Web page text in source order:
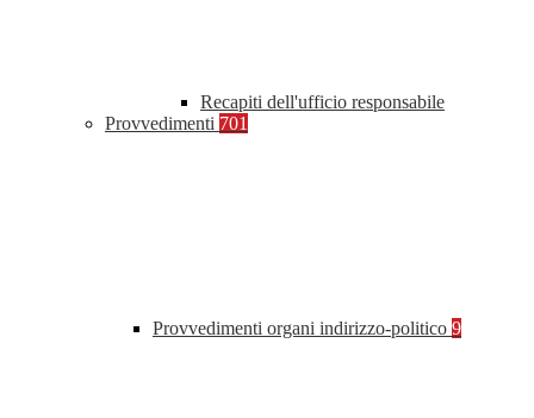
Recapiti dell'ufficio responsabile
Provvedimenti 701
Provvedimenti organi indirizzo-politico 9